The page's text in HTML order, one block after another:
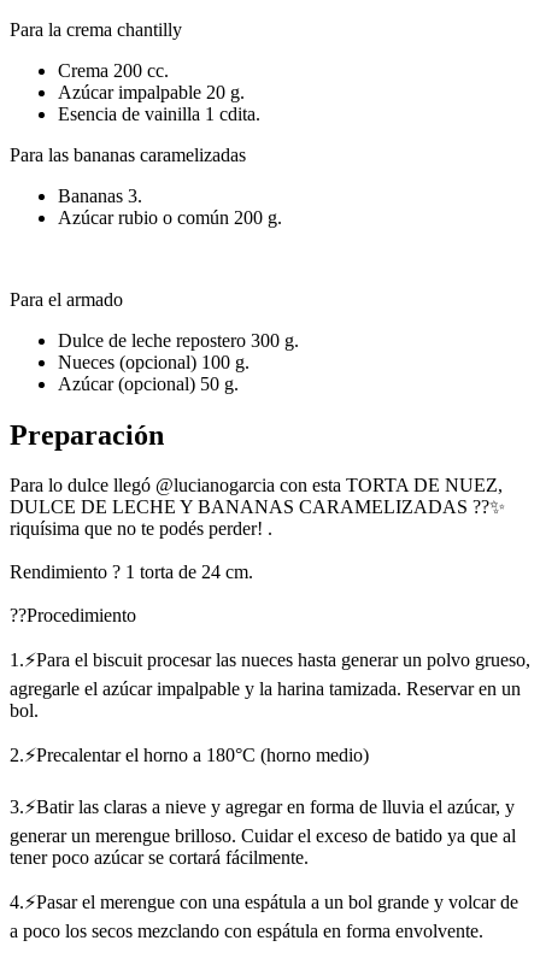
Para la crema chantilly
Crema 200 cc.
Azúcar impalpable 20 g.
Esencia de vainilla 1 cdita.
Para las bananas caramelizadas
Bananas 3.
Azúcar rubio o común 200 g.
Para el armado
Dulce de leche repostero 300 g.
Nueces (opcional) 100 g.
Azúcar (opcional) 50 g.
Preparación
Para lo dulce llegó @lucianogarcia con esta TORTA DE NUEZ,
DULCE DE LECHE Y BANANAS CARAMELIZADAS ??✨
riquísima que no te podés perder! .
Rendimiento ? 1 torta de 24 cm.
??Procedimiento
1.⚡Para el biscuit procesar las nueces hasta generar un polvo grueso,
agregarle el azúcar impalpable y la harina tamizada. Reservar en un
bol.
2.⚡Precalentar el horno a 180°C (horno medio)
3.⚡Batir las claras a nieve y agregar en forma de lluvia el azúcar, y
generar un merengue brilloso. Cuidar el exceso de batido ya que al
tener poco azúcar se cortará fácilmente.
4.⚡Pasar el merengue con una espátula a un bol grande y volcar de
a poco los secos mezclando con espátula en forma envolvente.